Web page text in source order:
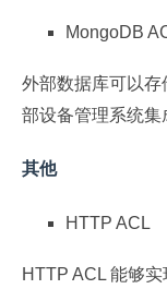
MongoDB
外部数据库可以
部设备管理系统集
其他
HTTP ACL
HTTP ACL 能够实